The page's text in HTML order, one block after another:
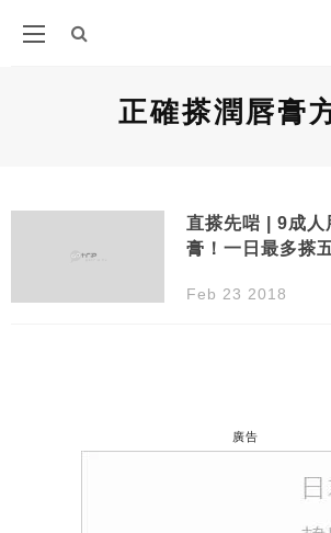
正確搽潤唇膏
直搽先啱 | 9成人
膏！一日最多搽
Feb 23 2018
廣告